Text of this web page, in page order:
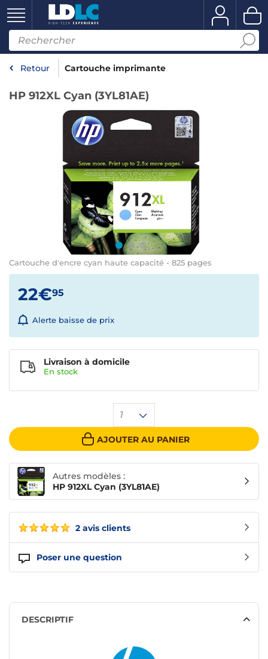
Retour Cartouche imprimante
HP 912XL Cyan (3YL81AE)
Cartouche d'encre cyan haute capacité - 825 pages
2 avis clients
Poser une question
22€95
Alerte baisse de prix
1
AJOUTER AU PANIER
Livraison à domicile
En stock
Autres modèles :
HP 912XL Cyan (3YL81AE)
DESCRIPTIF